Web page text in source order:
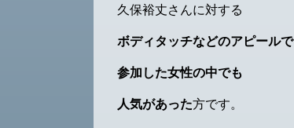
久保裕丈さんに対する
ボディタッチなどのアピールで
参加した女性の中でも
人気があった方です。